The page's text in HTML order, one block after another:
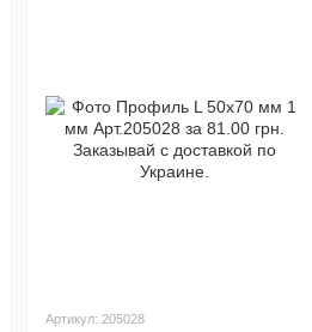
Артикул: 205028